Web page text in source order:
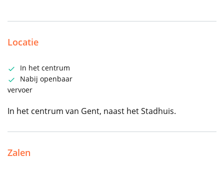
Locatie
In het centrum
Nabij openbaar
vervoer
In het centrum van Gent, naast het Stadhuis.
Zalen